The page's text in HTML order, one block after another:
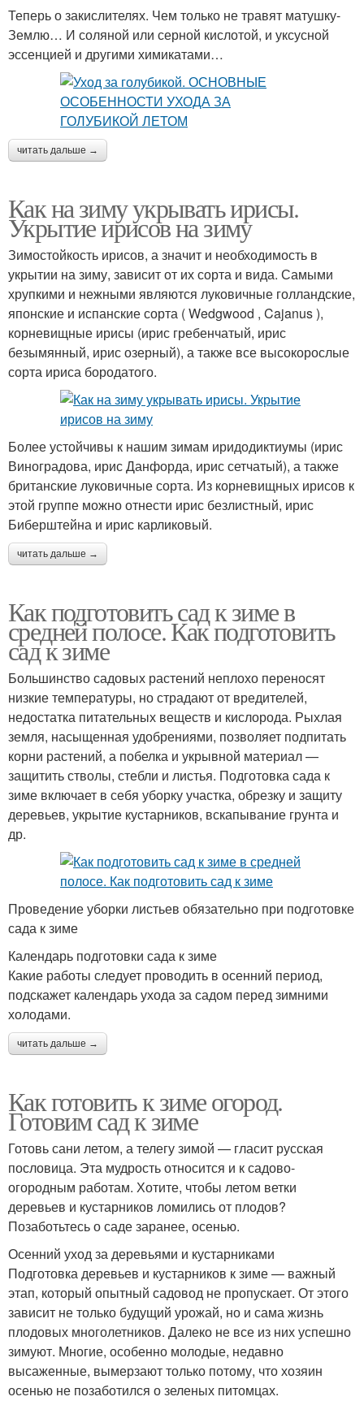
Теперь о закислителях. Чем только не травят матушку-
Землю… И соляной или серной кислотой, и уксусной
эссенцией и другими химикатами…
читать дальше →
Как на зиму укрывать ирисы.
Укрытие ирисов на зиму
Зимостойкость ирисов, а значит и необходимость в
укрытии на зиму, зависит от их сорта и вида. Самыми
хрупкими и нежными являются луковичные голландские,
японские и испанские сорта ( Wedgwood , Cajanus ),
корневищные ирисы (ирис гребенчатый, ирис
безымянный, ирис озерный), а также все высокорослые
сорта ириса бородатого.
Более устойчивы к нашим зимам иридодиктиумы (ирис
Виноградова, ирис Данфорда, ирис сетчатый), а также
британские луковичные сорта. Из корневищных ирисов к
этой группе можно отнести ирис безлистный, ирис
Биберштейна и ирис карликовый.
читать дальше →
Как подготовить сад к зиме в
средней полосе. Как подготовить
сад к зиме
Большинство садовых растений неплохо переносят
низкие температуры, но страдают от вредителей,
недостатка питательных веществ и кислорода. Рыхлая
земля, насыщенная удобрениями, позволяет подпитать
корни растений, а побелка и укрывной материал —
защитить стволы, стебли и листья. Подготовка сада к
зиме включает в себя уборку участка, обрезку и защиту
деревьев, укрытие кустарников, вскапывание грунта и
др.
Проведение уборки листьев обязательно при подготовке
сада к зиме
Календарь подготовки сада к зиме
Какие работы следует проводить в осенний период,
подскажет календарь ухода за садом перед зимними
холодами.
читать дальше →
Как готовить к зиме огород.
Готовим сад к зиме
Готовь сани летом, а телегу зимой — гласит русская
пословица. Эта мудрость относится и к садово-
огородным работам. Хотите, чтобы летом ветки
деревьев и кустарников ломились от плодов?
Позаботьтесь о саде заранее, осенью.
Осенний уход за деревьями и кустарниками
Подготовка деревьев и кустарников к зиме — важный
этап, который опытный садовод не пропускает. От этого
зависит не только будущий урожай, но и сама жизнь
плодовых многолетников. Далеко не все из них успешно
зимуют. Многие, особенно молодые, недавно
высаженные, вымерзают только потому, что хозяин
осенью не позаботился о зеленых питомцах.